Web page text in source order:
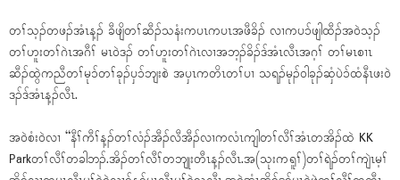
တၢ်သ့ၣ်တဖၣ်အံၤန့ၣ် ခီဖျိတၢ်ဆီၣ်သနံးကပၤကပၤအဖီခိၣ် လၢကပၥ်ဖျါထီၣ်အဝဲသ့ၣ်
တၢ်ဟူးတၢ်ဂဲၤအဂီၢ် မၤဝဲဒၣ် တၢ်ဟူးတၢ်ဂဲၤလၢအဘ့ၣ်ခိၣ်ဒ်အံၤလီၤအဂ့ၢ် တၢ်မၤစၢၤ
ဆီၣ်ထွဲကညီတၢ်မုၥ်တၢ်ခုၣ်ပှၥ်ဘျးစဲ အပှၤကတိၤတၢ်ပၢ သရၣ်မုၣ်ဝါခုၣ်ဆှံပဲၥ်ထံနီၤဖးဝဲ
ဒၣ်ဒ်အံၤန့ၣ်လီၤ.
အဝဲစံးဝဲလၢ “နီၢ်ကီၢ်န့ၣ်တၢ်လံၣ်အီၣ်လီအီၣ်လၢကလံၤကျါတၢ်လီၢ်အံၤတအိၣ်ထဲ KK
Parkတၢ်လီၢ်တခါဘၣ်.အိၣ်တၢ်လီၢ်တဘျုးတီၤန့ၣ်လီၤ.အ(သုးကရူၢ်)တၢ်ရဲၣ်တၢ်ကျဲၤမ့ၢ်